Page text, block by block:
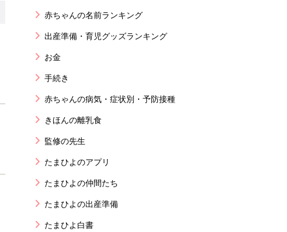
赤ちゃんの名前ランキング
出産準備・育児グッズランキング
お金
手続き
赤ちゃんの病気・症状別・予防接種
きほんの離乳食
監修の先生
たまひよのアプリ
たまひよの仲間たち
たまひよの出産準備
たまひよ白書